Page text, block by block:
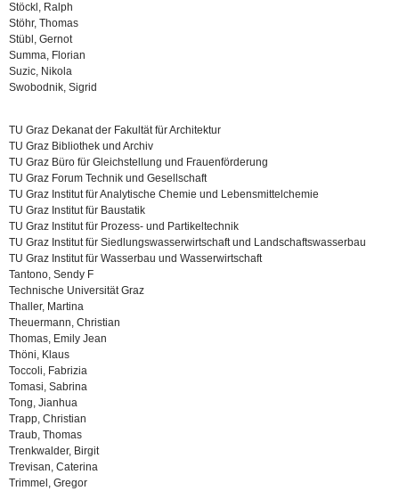
Stöckl, Ralph
Stöhr, Thomas
Stübl, Gernot
Summa, Florian
Suzic, Nikola
Swobodnik, Sigrid
TU Graz Dekanat der Fakultät für Architektur
TU Graz Bibliothek und Archiv
TU Graz Büro für Gleichstellung und Frauenförderung
TU Graz Forum Technik und Gesellschaft
TU Graz Institut für Analytische Chemie und Lebensmittelchemie
TU Graz Institut für Baustatik
TU Graz Institut für Prozess- und Partikeltechnik
TU Graz Institut für Siedlungswasserwirtschaft und Landschaftswasserbau
TU Graz Institut für Wasserbau und Wasserwirtschaft
Tantono, Sendy F
Technische Universität Graz
Thaller, Martina
Theuermann, Christian
Thomas, Emily Jean
Thöni, Klaus
Toccoli, Fabrizia
Tomasi, Sabrina
Tong, Jianhua
Trapp, Christian
Traub, Thomas
Trenkwalder, Birgit
Trevisan, Caterina
Trimmel, Gregor